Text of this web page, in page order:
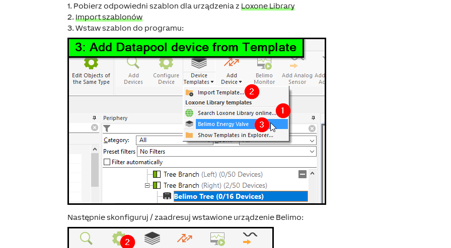
1. Pobierz odpowiedni szablon dla urządzenia zLoxone Library
2.Import szablonów
3. Wstaw szablon do programu:
Następnie skonfiguruj / zaadresuj wstawione urządzenie Belimo: